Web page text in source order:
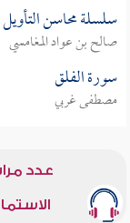
سلسلة محاسن التأويل
صالح بن عواد المغامسي
سورة الفلق
مصطفى غربي
عدد